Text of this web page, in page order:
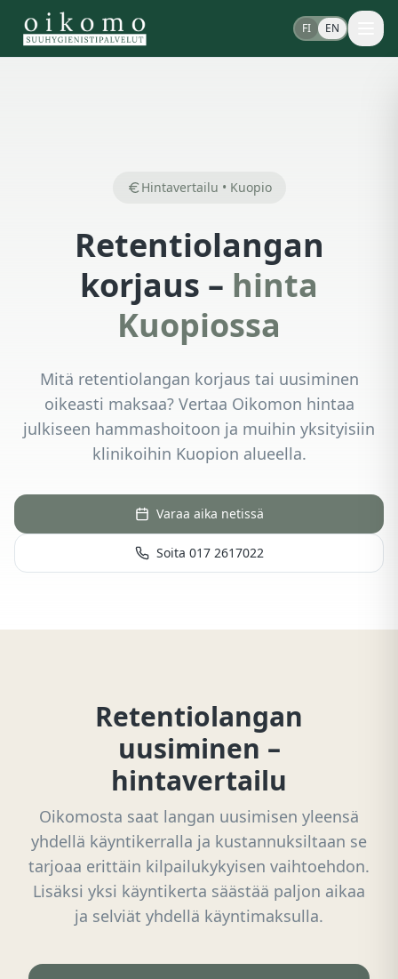
FI EN
Hintavertailu • Kuopio
Retentiolangan
korjaus – hinta
Kuopiossa
Mitä retentiolangan korjaus tai uusiminen
oikeasti maksaa? Vertaa Oikomon hintaa
julkiseen hammashoitoon ja muihin yksityisiin
klinikoihin Kuopion alueella.
Varaa aika netissä
Soita 017 2617022
Retentiolangan
uusiminen –
hintavertailu
Oikomosta saat langan uusimisen yleensä
yhdellä käyntikerralla ja kustannuksiltaan se
tarjoaa erittäin kilpailukykyisen vaihtoehdon.
Lisäksi yksi käyntikerta säästää paljon aikaa
ja selviät yhdellä käyntimaksulla.